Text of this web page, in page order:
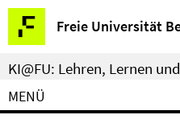
Springe
direkt
zu
Inhalt
Freie Universität
Service-
Navigation
KI@FU: Lehren, Lernen
MENÜ